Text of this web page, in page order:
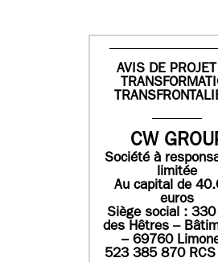
AVIS DE
CW
Société à
limitée
Au capital de
euros
Siège social : 330
des Hêtres –
– 69760
523 385 870 RCS